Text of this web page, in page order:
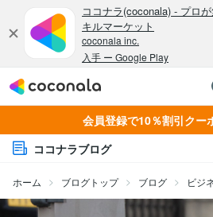
会員登録で10％割引クー
ココナラブログ
ホーム ブログトップ ブログ ビジ